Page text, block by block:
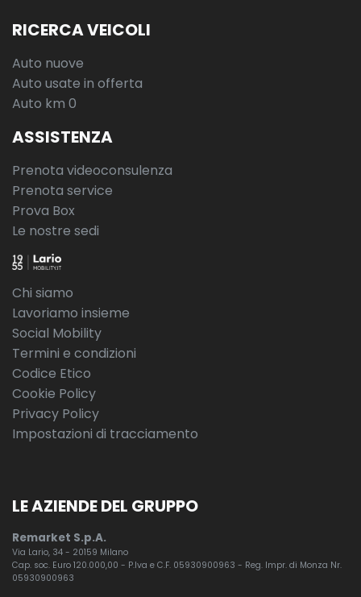
RICERCA VEICOLI
Auto nuove
Auto usate in offerta
Auto km 0
ASSISTENZA
Prenota videoconsulenza
Prenota service
Prova Box
Le nostre sedi
Chi siamo
Lavoriamo insieme
Social Mobility
Termini e condizioni
Codice Etico
Cookie Policy
Privacy Policy
Impostazioni di tracciamento
LE AZIENDE DEL GRUPPO
Remarket S.p.A.
Via Lario, 34 - 20159 Milano
Cap. soc. Euro 120.000,00 - P.Iva e C.F. 05930900963 - Reg. Impr. di Monza Nr.
05930900963